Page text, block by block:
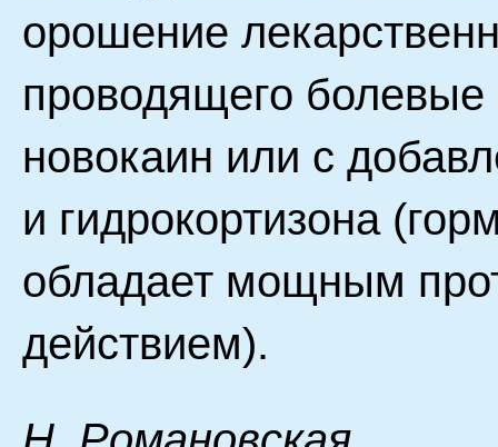
орошение
проводящего
новокаин или с
и гидрокортизона
обладает мощным
действием).